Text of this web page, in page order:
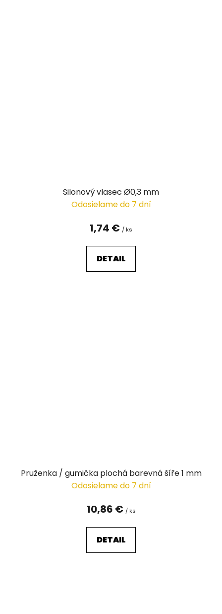
Silonový vlasec Ø0,3 mm
Odosielame do 7 dní
1,74 € / ks
DETAIL
Pruženka / gumička plochá barevná šíře 1 mm
Odosielame do 7 dní
10,86 € / ks
DETAIL